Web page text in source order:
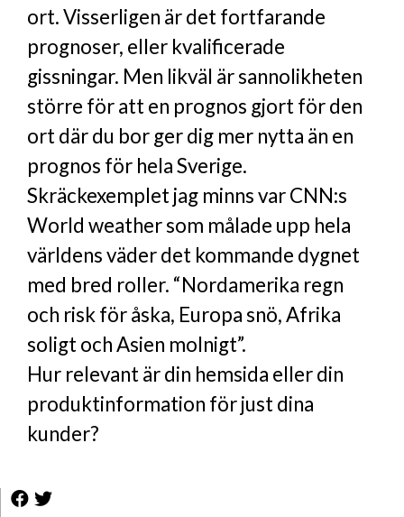
ort. Visserligen är det fortfarande
prognoser, eller kvalificerade
gissningar. Men likväl är sannolikheten
större för att en prognos gjort för den
ort där du bor ger dig mer nytta än en
prognos för hela Sverige.
Skräckexemplet jag minns var CNN:s
World weather som målade upp hela
världens väder det kommande dygnet
med bred roller. “Nordamerika regn
och risk för åska, Europa snö, Afrika
soligt och Asien molnigt”.
Hur relevant är din hemsida eller din
produktinformation för just dina
kunder?